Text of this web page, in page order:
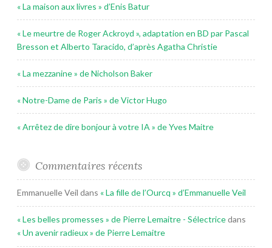
« La maison aux livres » d’Enis Batur
« Le meurtre de Roger Ackroyd », adaptation en BD par Pascal
Bresson et Alberto Taracido, d’après Agatha Christie
« La mezzanine » de Nicholson Baker
« Notre-Dame de Paris » de Victor Hugo
« Arrêtez de dire bonjour à votre IA » de Yves Maitre
Commentaires récents
Emmanuelle Veil dans « La fille de l’Ourcq » d’Emmanuelle Veil
« Les belles promesses » de Pierre Lemaitre - Sélectricedans
« Un avenir radieux » de Pierre Lemaitre